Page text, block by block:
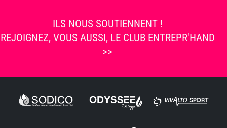
ILS NOUS SOUTIENNENT !
REJOIGNEZ, VOUS AUSSI, LE CLUB ENTREPR'HAND
>>